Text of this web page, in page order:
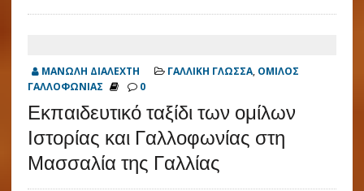
ΜΑΝΩΛΗ ΔΙΑΛΕΧΤΗ ΓΑΛΛΙΚΗ ΓΛΩΣΣΑ, ΟΜΙΛΟΣ
ΓΑΛΛΟΦΩΝΙΑΣ
0
Εκπαιδευτικό ταξίδι των ομίλων
Ιστορίας και Γαλλοφωνίας στη
Μασσαλία της Γαλλίας